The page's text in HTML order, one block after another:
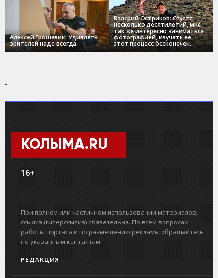
Алексей Грошевик: Удивлять
зрителей надо всегда.
Валерий Остриков: Спустя
несколько десятилетий, мне
так же интересно заниматься
фотографией, изучать ее,
этот процесс бесконечен.
КОЛЫМА.RU
16+
При полном или частичном использовании материалов,
ссылка (гиперссылка) обязательна. По всем вопросам
работы портала и по размещению рекламы обращайтесь
по указанным контактам
РЕДАКЦИЯ